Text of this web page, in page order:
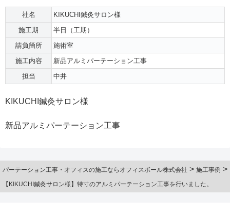
社名
KIKUCHI鍼灸サロン様
施工期
半日（工期）
請負箇所
施術室
施工内容
新品アルミパーテーション工事
担当
中井
KIKUCHI鍼灸サロン様
新品アルミパーテーション工事
パーテーション工事・オフィスの施工ならオフィスボール株式会社 > 施工事例 >
【KIKUCHI鍼灸サロン様】特寸のアルミパーテーション工事を行いました。